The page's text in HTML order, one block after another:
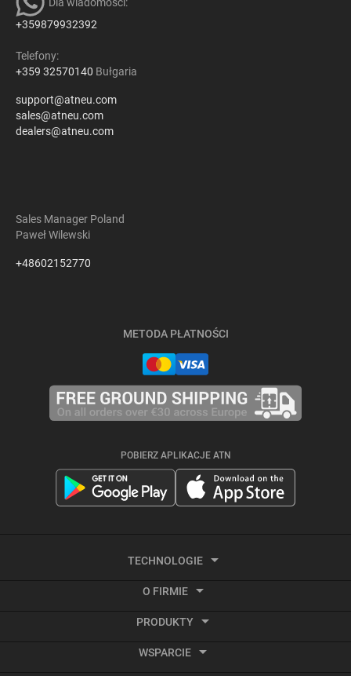
+359879932392
Telefony:
+359 32570140 Bułgaria
support@atneu.com
sales@atneu.com
dealers@atneu.com
Sales Manager Poland
Paweł Wilewski
+48602152770
METODA PŁATNOŚCI
POBIERZ APLIKACJE ATN
TECHNOLOGIE
Nagrywanie wideo aktywowane odrzutem
O FIRMIE
PRODUKTY
WSPARCIE